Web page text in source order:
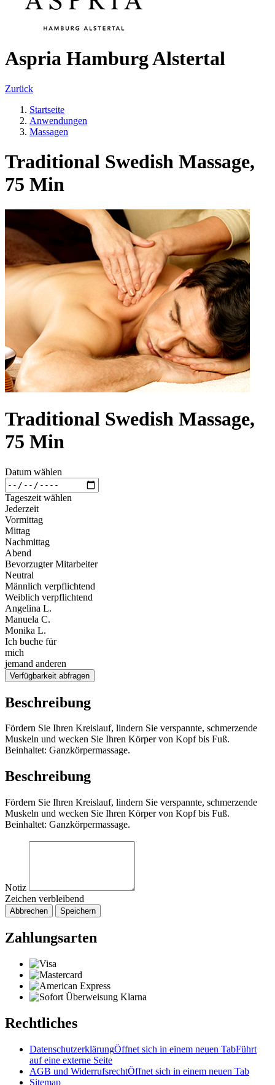
Aspria Hamburg Alstertal
Zurück
Startseite
Anwendungen
Massagen
Traditional Swedish Massage,
75 Min
Traditional Swedish Massage,
75 Min
Datum wählen
Tageszeit wählen
Jederzeit
Vormittag
Mittag
Nachmittag
Abend
Bevorzugter Mitarbeiter
Neutral
Männlich verpflichtend
Weiblich verpflichtend
Angelina L.
Manuela C.
Monika L.
Ich buche für
mich
jemand anderen
Verfügbarkeit abfragen
Beschreibung
Fördern Sie Ihren Kreislauf, lindern Sie verspannte, schmerzende
Muskeln und wecken Sie Ihren Körper von Kopf bis Fuß.
Beinhaltet: Ganzkörpermassage.
Beschreibung
Fördern Sie Ihren Kreislauf, lindern Sie verspannte, schmerzende
Muskeln und wecken Sie Ihren Körper von Kopf bis Fuß.
Beinhaltet: Ganzkörpermassage.
Notiz
Zeichen verbleibend
Abbrechen Speichern
Zahlungsarten
Rechtliches
DatenschutzerklärungÖffnet sich in einem neuen TabFührt
auf eine externe Seite
AGB und WiderrufsrechtÖffnet sich in einem neuen Tab
Sitemap